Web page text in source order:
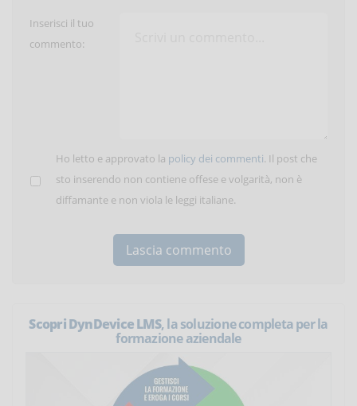
Inserisci il tuo
commento:
Ho letto e approvato la policy dei commenti. Il post che
sto inserendo non contiene offese e volgarità, non è
diffamante e non viola le leggi italiane.
Scopri DynDevice LMS, la soluzione completa per la
formazione aziendale